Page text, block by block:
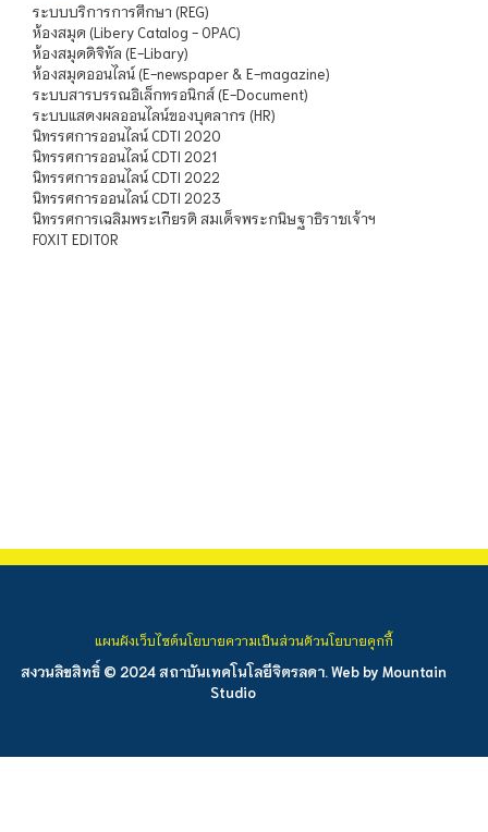
ระบบบริการการศึกษา (REG)
ห้องสมุด (Libery Catalog - OPAC)
ห้องสมุดดิจิทัล (E-Libary)
ห้องสมุดออนไลน์ (E-newspaper & E-magazine)
ระบบสารบรรณอิเล็กทรอนิกส์ (E-Document)
ระบบแสดงผลออนไลน์ของบุคลากร (HR)
นิทรรศการออนไลน์ CDTI 2020
นิทรรศการออนไลน์ CDTI 2021
นิทรรศการออนไลน์ CDTI 2022
นิทรรศการออนไลน์ CDTI 2023
นิทรรศการเฉลิมพระเกียรติ สมเด็จพระกนิษฐาธิราชเจ้าฯ
FOXIT EDITOR
สงวนลิขสิทธิ์ © 2024 สถาบันเทคโนโลยีจิตรลดา. Web by Mountain
Studio
แผนผังเว็บไซต์นโยบายความเป็นส่วนตัวนโยบายคุกกี้